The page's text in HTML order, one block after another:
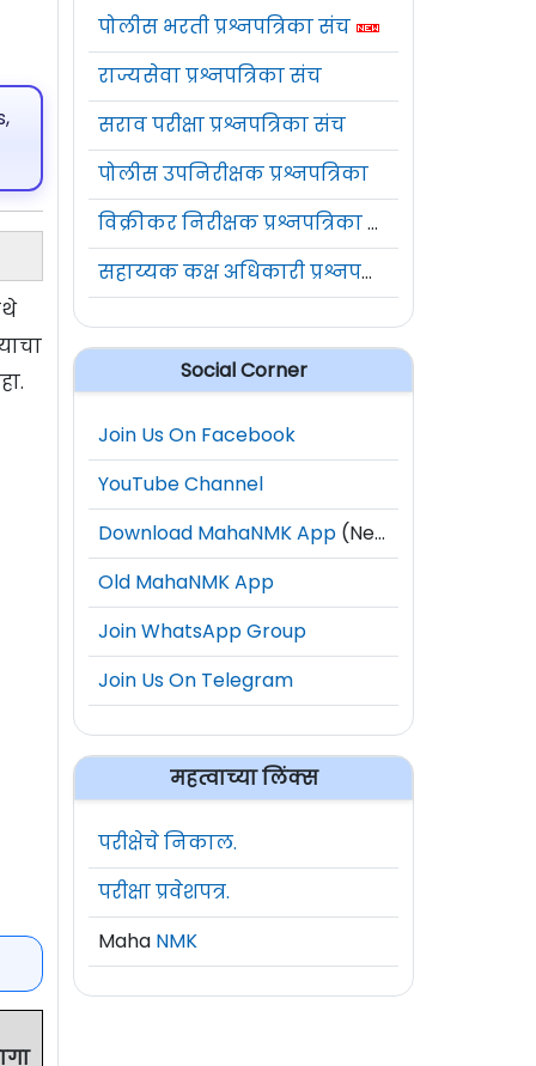
पोलीस भरती प्रश्नपत्रिका संच
राज्यसेवा प्रश्नपत्रिका संच
सराव परीक्षा प्रश्नपत्रिका संच
पोलीस उपनिरीक्षक प्रश्नपत्रिका
विक्रीकर निरीक्षक प्रश्नपत्रिका संच
सहाय्यक कक्ष अधिकारी प्रश्नपत्रिका संच
Social Corner
Join Us On Facebook
YouTube Channel
Download MahaNMK App (New)
Old MahaNMK App
Join WhatsApp Group
Join Us On Telegram
महत्वाच्या लिंक्स
परीक्षेचे निकाल.
परीक्षा प्रवेशपत्र.
Maha NMK